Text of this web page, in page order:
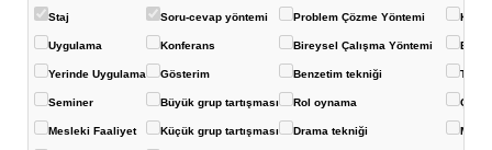
Staj Soru-cevap yöntemi Problem Çözme Yöntemi
Uygulama Konferans Bireysel Çalışma Yöntemi
Yerinde Uygulama Gösterim Benzetim tekniği Ters-
Seminer Büyük grup tartışması Rol oynama
Mesleki Faaliyet Küçük grup tartışması Drama tekniği